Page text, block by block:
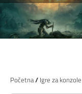
Početna/ Igre za konzole